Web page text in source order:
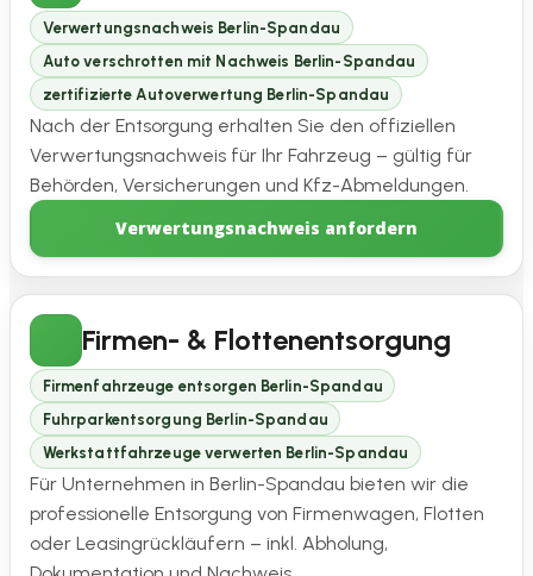
Verwertungsnachweis Berlin-Spandau
Auto verschrotten mit Nachweis Berlin-Spandau
zertifizierte Autoverwertung Berlin-Spandau
Nach der Entsorgung erhalten Sie den offiziellen
Verwertungsnachweis für Ihr Fahrzeug – gültig für
Behörden, Versicherungen und Kfz-Abmeldungen.
Verwertungsnachweis anfordern
Firmen- & Flottenentsorgung
Firmenfahrzeuge entsorgen Berlin-Spandau
Fuhrparkentsorgung Berlin-Spandau
Werkstattfahrzeuge verwerten Berlin-Spandau
Für Unternehmen in Berlin-Spandau bieten wir die
professionelle Entsorgung von Firmenwagen, Flotten
oder Leasingrückläufern – inkl. Abholung,